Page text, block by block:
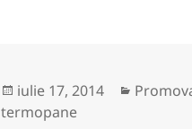
Publicat
pe
iulie 17, 2014
termopane